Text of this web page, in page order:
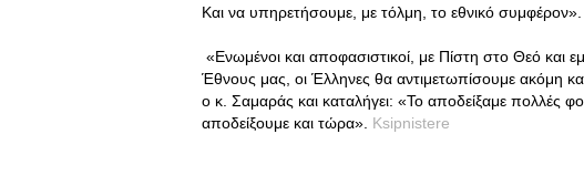
Και να υπηρετήσουμε, με τόλμη, το εθνικό συμφέρον».
«Ενωμένοι και αποφασιστικοί, με Πίστη στο Θεό και
Έθνους μας, οι Έλληνες θα αντιμετωπίσουμε ακόμη και
ο κ. Σαμαράς και καταλήγει: «Το αποδείξαμε πολλές
αποδείξουμε και τώρα». Ksipnistere